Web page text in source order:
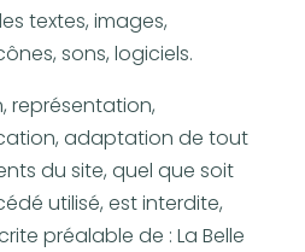
textes, images,
sons, logiciels.
représentation,
adaptation de tout
du site, quel que soit
utilisé, est interdite,
préalable de : La Belle